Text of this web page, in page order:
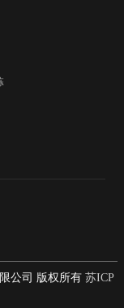
公司 版权所有苏ICP